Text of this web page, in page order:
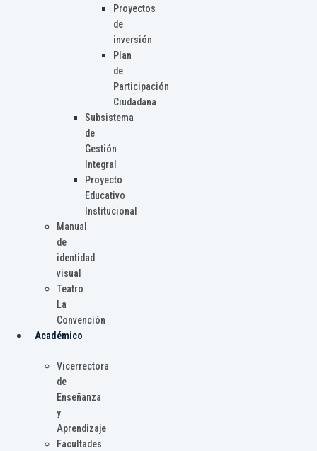
Proyectos
de
inversión
Plan
de
Participación
Ciudadana
Subsistema
de
Gestión
Integral
Proyecto
Educativo
Institucional
Manual
de
identidad
visual
Teatro
La
Convención
Académico
Vicerrectora
de
Enseñanza
y
Aprendizaje
Facultades